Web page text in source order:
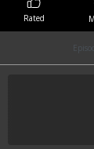
Rated